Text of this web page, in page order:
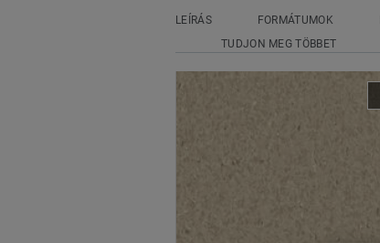
LEÍRÁS FORMÁTUMOK
TUDJON MEG TÖBBET